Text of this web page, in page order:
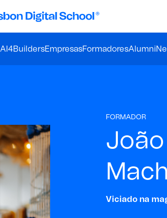
AI4BuildersEmpresasFormadoresAlumni
FORMADOR
Viciado na